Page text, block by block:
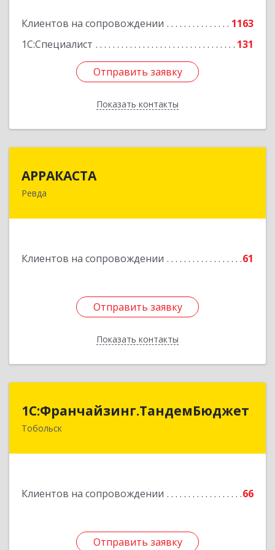
Клиентов на сопровождении
1163
1С:Специалист
131
Отправить заявку
Показать контакты
Подробнее
Отправить заявку
Назад
АРРАКАСТА
Ревда
Клиентов на сопровождении 61
Отправить заявку
Показать контакты
623286, Свердловская обл, Ревда г, Азина ул,
Отправить заявку
Назад
1С:Франчайзинг.ТандемБюджет
Тобольск
Клиентов на сопровождении 66
Отправить заявку
1С:Франчайзинг.ТандемБюджет
Отправить заявку